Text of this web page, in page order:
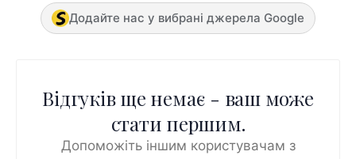
Додайте нас у вибрані джерела Google
Відгуків ще немає - ваш може
стати першим.
Допоможіть іншим користувачам з